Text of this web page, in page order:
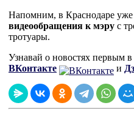
Напомним, в Краснодаре
видеообращения к мэру с
тротуары.
Узнавай о новостях первым в
ВКонтакте
и